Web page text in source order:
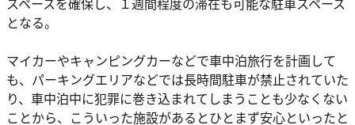
となる。
マイカーやキャンピングカーなどで車中泊旅行を計画して
も、パーキングエリアなどでは長時間駐車が禁止されていた
り、車中泊中に犯罪に巻き込まれてしまうことも少なくない
ことから、こういった施設があるとひとまず安心といったと